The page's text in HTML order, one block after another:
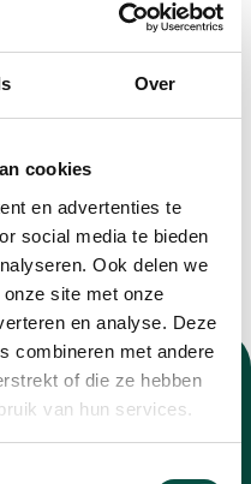
Over
cookies
en advertenties te
social media te bieden
Ook delen we
site met onze
en analyse. Deze
combineren met andere
of die ze hebben
van hun services.